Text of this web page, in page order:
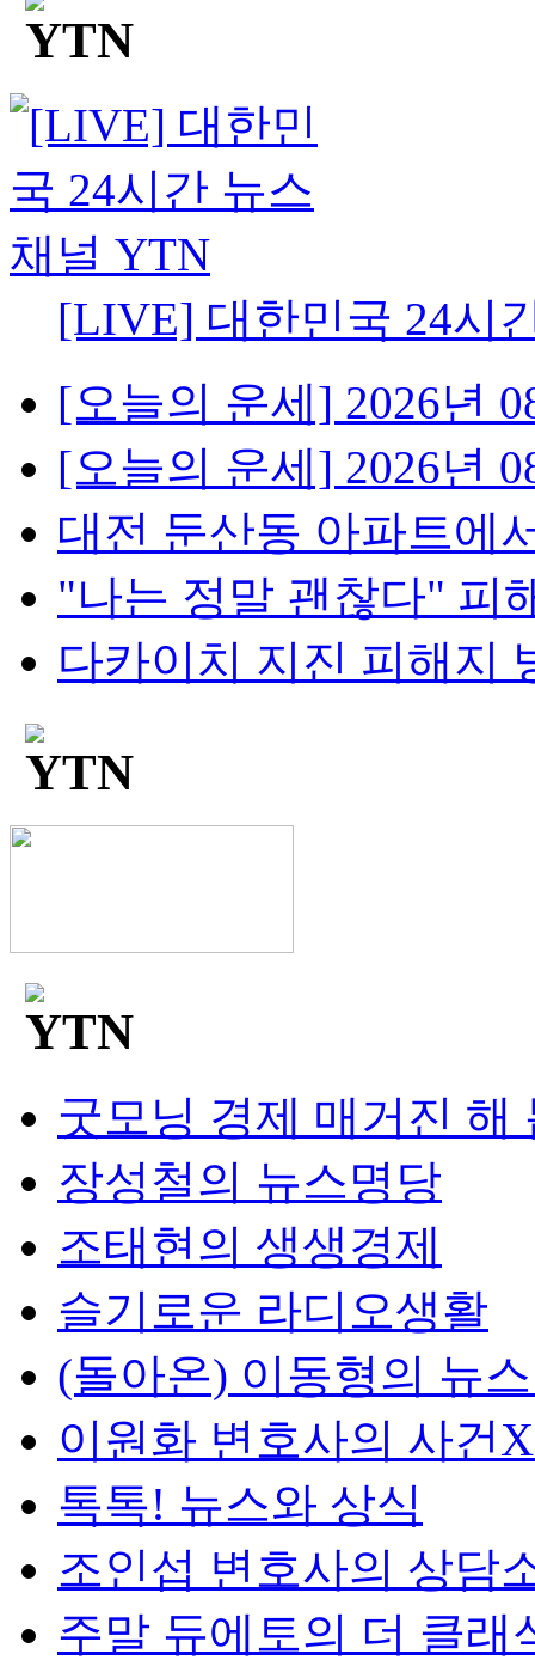
[LIVE] 대한민국 24시
[오늘의 운세] 2026년
[오늘의 운세] 2026년
대전 둔산동 아파트에
"나는 정말 괜찮다" 피
다카이치 지진 피해지
굿모닝 경제 매거진 해
장성철의 뉴스명당
조태현의 생생경제
슬기로운 라디오생활
(돌아온) 이동형의 뉴
이원화 변호사의 사건
톡톡! 뉴스와 상식
조인섭 변호사의 상담
주말 듀에토의 더 클래